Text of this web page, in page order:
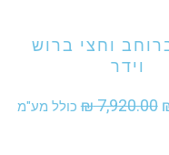
וחצי ברוש
וידר
₪7,920.00
המחיר
המחיר
כולל מע"מ